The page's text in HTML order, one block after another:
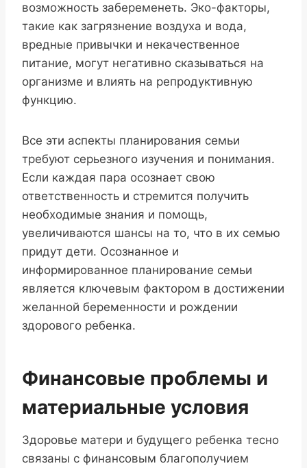
возможность забеременеть. Эко-факторы,
такие как загрязнение воздуха и вода,
вредные привычки и некачественное
питание, могут негативно сказываться на
организме и влиять на репродуктивную
функцию.
Все эти аспекты планирования семьи
требуют серьезного изучения и понимания.
Если каждая пара осознает свою
ответственность и стремится получить
необходимые знания и помощь,
увеличиваются шансы на то, что в их семью
придут дети. Осознанное и
информированное планирование семьи
является ключевым фактором в достижении
желанной беременности и рождении
здорового ребенка.
Финансовые проблемы и
материальные условия
Здоровье матери и будущего ребенка тесно
связаны с финансовым благополучием